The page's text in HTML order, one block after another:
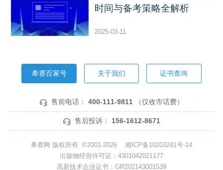
时间与备考策略全解析
2025-03-11
希赛百家号 关于我们 证书查询
售前电话： 400-111-9811 （仅收市话费）
售后投诉： 156-1612-8671
希赛网 版权所有 ©2001-2026 湘ICP备10203241号-14
出版物经营许可证：4301042021177
高新技术企业证书：GR202143001539